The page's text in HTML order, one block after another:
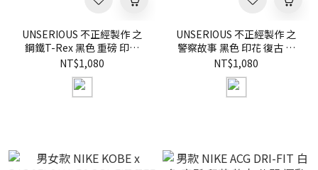
UNSERIOUS 不正經製作 之
鋼鐵T-Rex 黑色 重磅 印花
短TEE【US111】
NT$1,080
UNSERIOUS 不正經製作 之
警察故事 黑色 印花 復古 寬
版 水洗 (OVERSIZE) 短
TEE【US113】
NT$1,080